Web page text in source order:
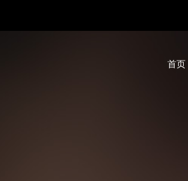
首页